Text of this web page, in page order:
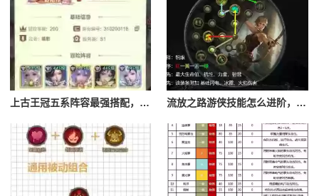
上古王冠五系阵容最强搭配，上古王冠五星排行 流放之路游侠技能怎么进阶，流放之路游侠技能怎么进阶的